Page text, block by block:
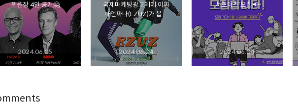
위원장 4인 공개🤗
2024.06.05
국제마케팅광고제에 이짜
나언짜나(EZUZ)가 옵니
다❣️
2024.06.04
서포터즈 모집📢
2024.06.04